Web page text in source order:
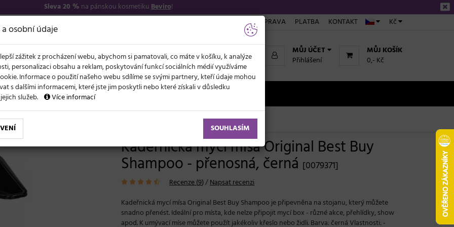
Sleva 20 % na pánskou kosmetikuBeviro!
Kč
DOPRAVA PLATBA KONTAKT
MŮJ KOŠÍK
0,- Kč
MŮJ ÚČET
Přihlášení
NOVĚ LÉTO A VLASY AKCE
mísa Original Best Buy Shampoo - přenosná, černá
Kadeřnická mycí mísa Original Best Buy
Shampoo - přenosná, černá [0079371]
Recenze (9)/Napsat recenzi
Kadeřnická mycí mísa Original Best Buy Shampoo je připevněna na stojanu, který můžete
snadno přenést. Ideální pro místa, kde nelze připojit mycí box - různé akce, přehlídky, show
apod. K umývací míse můžete použít jakékoliv křeslo nebo židli. Barva: černá Vlastnosti: -
osobní údaje
zážitek z procházení webu, abychom si pamatovali, co máte v košíku, k analýze
personalizaci obsahu a reklam, poskytování funkcí sociálních médií využíváme
Informace o použití našeho webu sdílíme se svými partnery, kteří údaje mohou
s dalšími informacemi, které jste jim poskytli nebo které získali v důsledku
služeb.
Více informací
SOUHLASÍM